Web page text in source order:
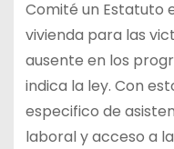
Comité un Estatuto
vivienda para las
ausente en los
indica la ley. Con
especifico de
laboral y acceso a